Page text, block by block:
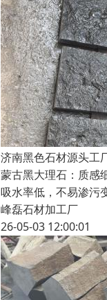
济南黑色石材源头工
蒙古黑大理石：质感
吸水率低，不易渗污
峰磊石材加工厂
26-05-03 12:00:01